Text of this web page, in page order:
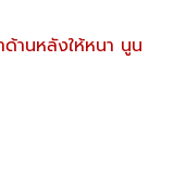
านหลังให้หนา นูน